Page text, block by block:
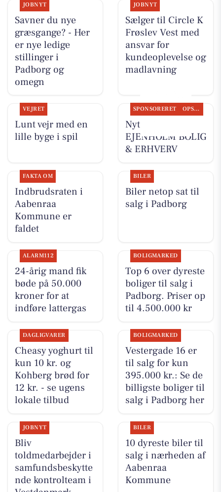
JOBNYT
Savner du nye
græsgange? - Her
er nye ledige
stillinger i
Padborg og
omegn
JOBNYT
Sælger til Circle K
Frøslev Vest med
ansvar for
kundeoplevelse og
madlavning
VEJRET
Lunt vejr med en
lille byge i spil
SPONSORERET OPSLAGSTAVLEN
Nyt fra
EJENHOLM BOLIG
& ERHVERV
FAKTA OM
Indbrudsraten i
Aabenraa
Kommune er
faldet
BILER
Biler netop sat til
salg i Padborg
ALARM112
24-årig mand fik
bøde på 50.000
kroner for at
indføre lattergas
BOLIGMARKED
Top 6 over dyreste
boliger til salg i
Padborg. Priser op
til 4.500.000 kr
DAGLIGVARER
Cheasy yoghurt til
kun 10 kr. og
Kohberg brød for
12 kr. - se ugens
lokale tilbud
BOLIGMARKED
Vestergade 16 er
til salg for kun
395.000 kr.: Se de
billigste boliger til
salg i Padborg her
JOBNYT
Bliv
toldmedarbejder i
samfundsbeskytte
nde kontrolteam i
BILER
10 dyreste biler til
salg i nærheden af
Aabenraa
Kommune